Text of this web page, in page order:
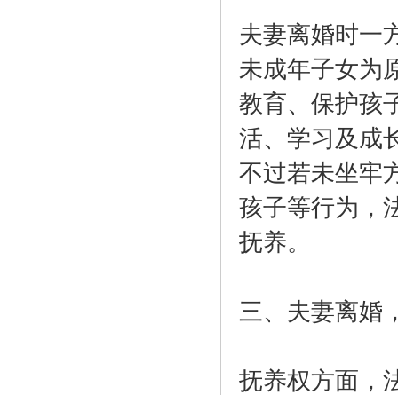
夫妻离婚时一
未成年子女为
教育、保护孩
活、学习及成
不过若未坐牢
孩子等行为，
抚养。
三、夫妻离婚
抚养权方面，